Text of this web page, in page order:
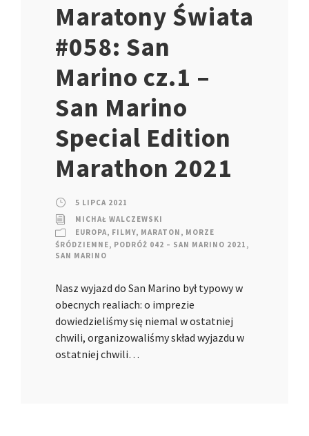
Maratony Świata
#058: San
Marino cz.1 –
San Marino
Special Edition
Marathon 2021
5 LIPCA 2021
MICHAŁ WALCZEWSKI
EUROPA, FILMY, MARATON , MORZE
ŚRÓDZIEMNE, PODRÓŻ 042 – SAN MARINO 2021 ,
SAN MARINO
Nasz wyjazd do San Marino był typowy w
obecnych realiach: o imprezie
dowiedzieliśmy się niemal w ostatniej
chwili, organizowaliśmy skład wyjazdu w
ostatniej chwili…